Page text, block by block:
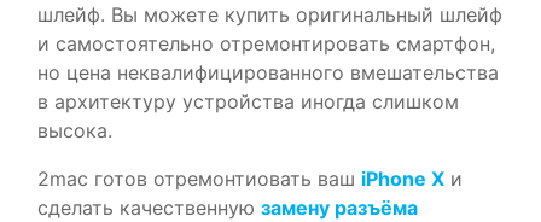
шлейф. Вы можете купить оригинальный шлейф
и самостоятельно отремонтировать смартфон,
но цена неквалифицированного вмешательства
в архитектуру устройства иногда слишком
высока.
2mac готов отремонтиовать ваш iPhone X и
сделать качественную замену разъёма